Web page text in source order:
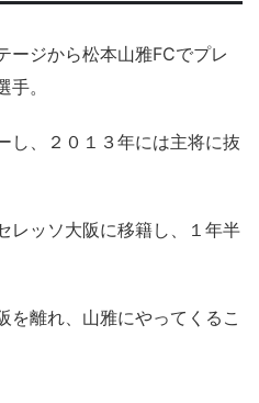
ージから松本山雅FCでプレ
。
し、２０１３年には主将に抜
レッソ大阪に移籍し、１年半
を離れ、山雅にやってくるこ